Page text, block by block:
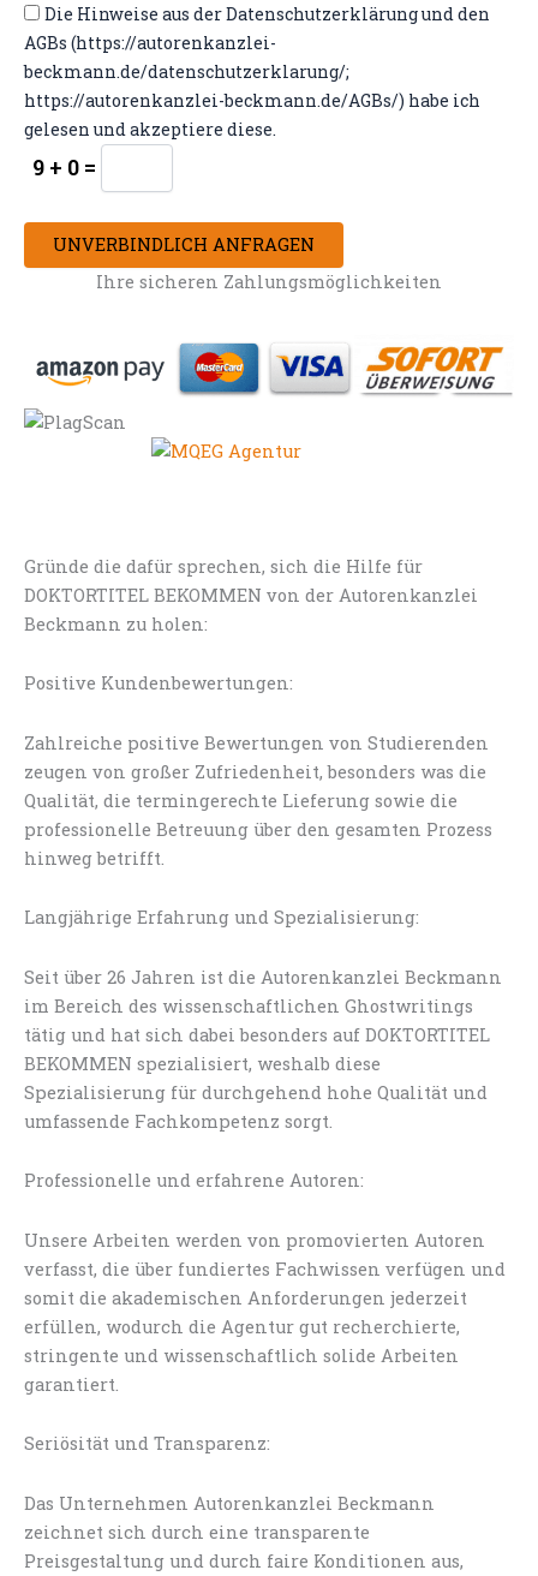
Die Hinweise aus der Datenschutzerklärung und den
AGBs (https://autorenkanzlei-
beckmann.de/datenschutzerklarung/;
https://autorenkanzlei-beckmann.de/AGBs/) habe ich
gelesen und akzeptiere diese.
9 + 0 =
UNVERBINDLICH ANFRAGEN
Ihre sicheren Zahlungsmöglichkeiten
Gründe die dafür sprechen, sich die Hilfe für
DOKTORTITEL BEKOMMEN von der Autorenkanzlei
Beckmann zu holen:
Positive Kundenbewertungen:
Zahlreiche positive Bewertungen von Studierenden
zeugen von großer Zufriedenheit, besonders was die
Qualität, die termingerechte Lieferung sowie die
professionelle Betreuung über den gesamten Prozess
hinweg betrifft.
Langjährige Erfahrung und Spezialisierung:
Seit über 26 Jahren ist die Autorenkanzlei Beckmann
im Bereich des wissenschaftlichen Ghostwritings
tätig und hat sich dabei besonders auf DOKTORTITEL
BEKOMMEN spezialisiert, weshalb diese
Spezialisierung für durchgehend hohe Qualität und
umfassende Fachkompetenz sorgt.
Professionelle und erfahrene Autoren:
Unsere Arbeiten werden von promovierten Autoren
verfasst, die über fundiertes Fachwissen verfügen und
somit die akademischen Anforderungen jederzeit
erfüllen, wodurch die Agentur gut recherchierte,
stringente und wissenschaftlich solide Arbeiten
garantiert.
Seriösität und Transparenz:
Das Unternehmen Autorenkanzlei Beckmann
zeichnet sich durch eine transparente
Preisgestaltung und durch faire Konditionen aus,